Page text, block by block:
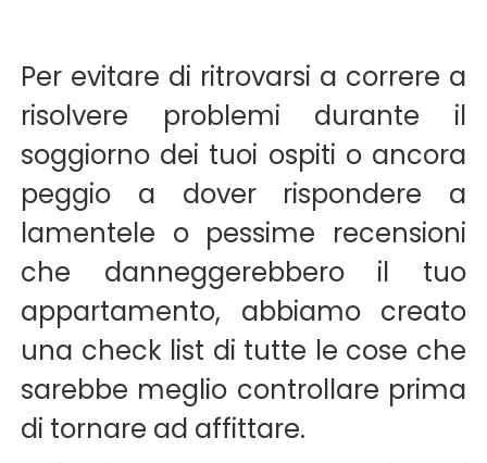
Per evitare di ritrovarsi a correre a
risolvere problemi durante il
soggiorno dei tuoi ospiti o ancora
peggio a dover rispondere a
lamentele o pessime recensioni
che danneggerebbero il tuo
appartamento, abbiamo creato
una check list di tutte le cose che
sarebbe meglio controllare prima
di tornare ad affittare.